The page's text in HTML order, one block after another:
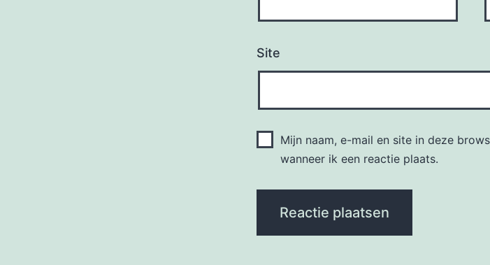
Site
Mijn naam, e-mail en site in deze
wanneer ik een reactie plaats.